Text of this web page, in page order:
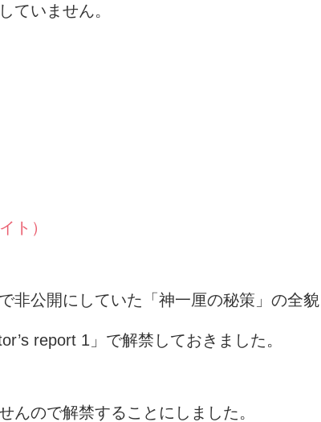
ていません。
ト）
非公開にしていた「神一厘の秘策」の全貌
report 1」で解禁しておきました。
んので解禁することにしました。